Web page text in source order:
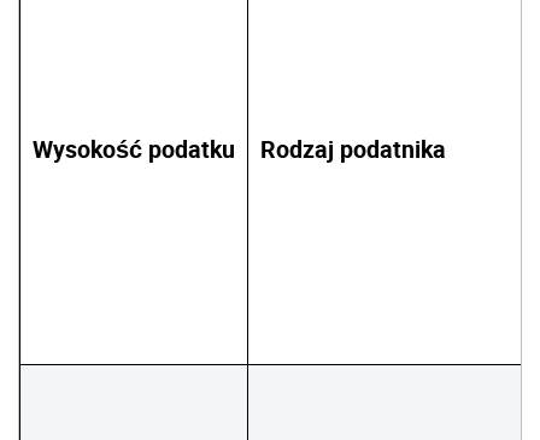
Wysokość podatku Rodzaj podatnika